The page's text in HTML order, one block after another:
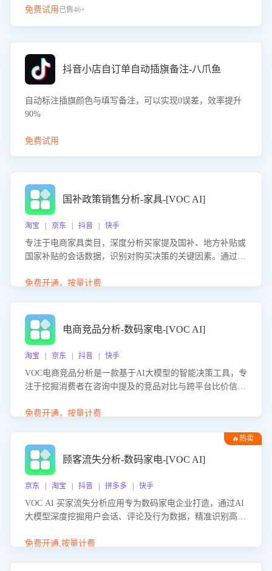
免费试用 已售46+
抖音小店自订单自动插旗备注-八爪鱼
自动标注插旗颜色与填写备注，可以实现0误差，效率提升
90%
免费试用
国补政策销售分析-家具-[VOC AI]
淘宝 | 京东 | 抖音 | 快手
专注于电商家具类目，深度分析买家提及国补、地方补贴或
国家补贴的会话数据，识别对购买决策的关键因素。通过AI
化策略，助力商家利用国补政策提升GMV。
免费开通，按量计费
电商竞品分析-数码家电-[VOC AI]
淘宝 | 京东 | 抖音 | 快手
VOC电商竞品分析是一款基于AI大模型的智能决策工具，专
注于挖掘消费者在咨询中提及的竞品对比与跨平台比价信
商品信息，进行多维度交叉对比，并分析消费者的比价行
企业优化营销话术、突出产品与服务优势，有效提升咨询转
化率，避免陷入单纯价格竞争，实现精准扬长避短。
免费开通，按量计费
🔥热卖
顾客流失分析-数码家电-[VOC AI]
京东 | 淘宝 | 抖音 | 拼多多 | 快手
VOC AI 买家流失分析应用专为数码家电企业打造，通过AI
大模型深度挖掘用户会话、评论及行为数据，精准识别高流
应延迟、竞品价格冲击等。系统自动输出可落地的挽回策
免费开通,按量计费